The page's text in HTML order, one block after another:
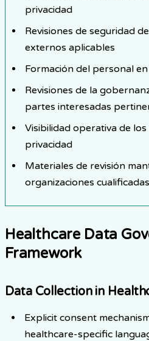
privacidad
Revisiones de seguridad
externos aplicables
Formación del personal
Revisiones de la
partes interesadas
Visibilidad operativa de
privacidad
Materiales de revisión
organizaciones cualificadas
Healthcare Data
Framework
Data Collection in
Explicit consent
healthcare-specific